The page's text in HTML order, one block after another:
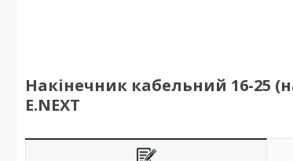
Накінечник кабельний 16-25
E.NEXT